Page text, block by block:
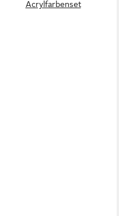
Acrylfarbenset